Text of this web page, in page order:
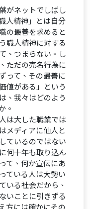
がネットでしばし
人精神」とは自分
の最善を求めると
職人精神に対する
、つまらない。し
ただの売名行為に
って、その最善に
値がある」という
、我々はどのよう
。
は大した職業では
メディアに仙人と
ているのではない
何十年も取り込ん
て、何か宣伝にあ
ている人は大勢い
いる社会だから、
いことに引きずる
方には確かにその